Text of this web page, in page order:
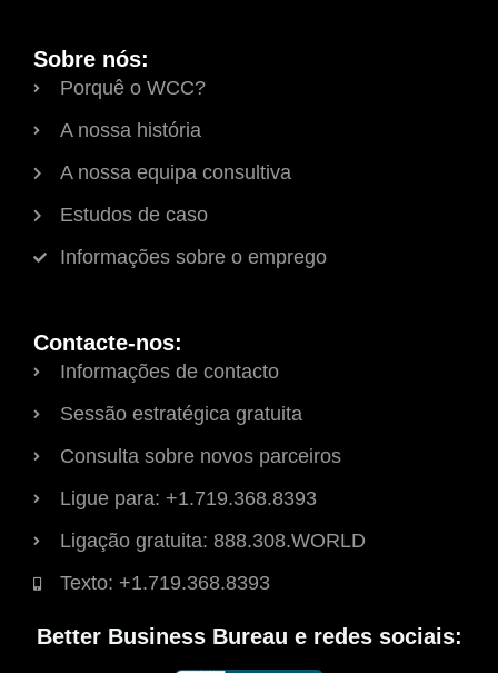
Sobre nós:
Porquê o WCC?
A nossa história
A nossa equipa consultiva
Estudos de caso
Informações sobre o emprego
Contacte-nos:
Informações de contacto
Sessão estratégica gratuita
Consulta sobre novos parceiros
Ligue para: +1.719.368.8393
Ligação gratuita: 888.308.WORLD
Texto: +1.719.368.8393
Better Business Bureau e redes sociais: